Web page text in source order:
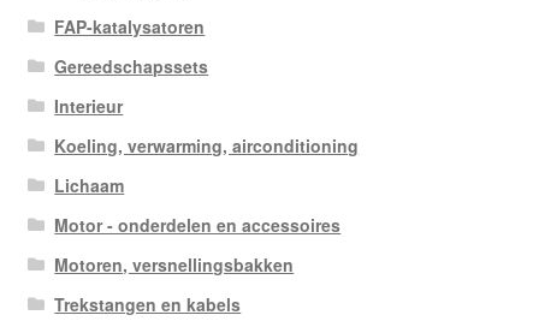
FAP-katalysatoren
Gereedschapssets
Interieur
Koeling, verwarming, airconditioning
Lichaam
Motor - onderdelen en accessoires
Motoren, versnellingsbakken
Trekstangen en kabels